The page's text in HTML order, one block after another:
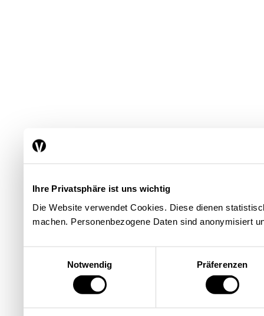
Ihre Privatsphäre ist uns wichtig
Die Website verwendet Cookies. Diese dienen
machen. Personenbezogene Daten sind anonymisiert
Notwendig
Präferenzen